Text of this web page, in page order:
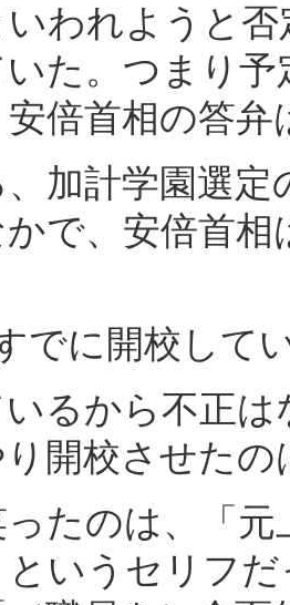
われようと
た。つまり
倍首相の答
加計学園選定
で、安倍首
でに開校して
るから不正は
り開校させた
たのは、「元
というセリフ